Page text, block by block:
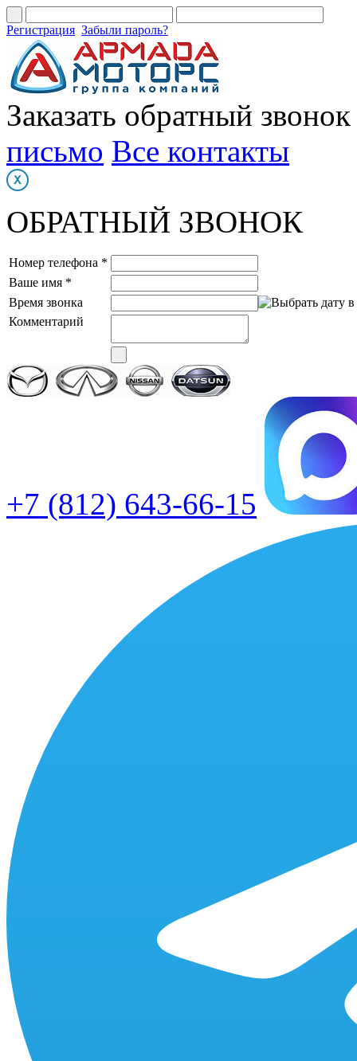
Регистрация Забыли пароль?
Заказать обратный звонок
письмо Все контакты
ОБРАТНЫЙ ЗВОНОК
Номер телефона *
Ваше имя *
Время звонка
Комментарий
+7 (812) 643-66-15